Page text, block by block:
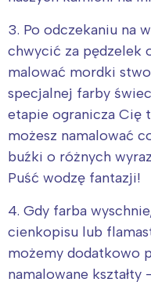
3. Po odczekaniu na
chwycić za pędzelek
malować mordki
specjalnej farby
etapie ogranicza Cię
możesz namalować
buźki o różnych
Puść wodzę fantazji!
4. Gdy farba
cienkopisu lub
możemy dodatkowo
namalowane